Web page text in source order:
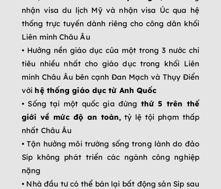
nhận visa du lịch Mỹ và nhận visa Úc qua hệ
thống trực tuyến dành riêng cho công dân khối
Liên minh Châu Âu
• Hưởng nền giáo dục của một trong 3 nước chi
tiêu nhiều nhất cho giáo dục trong khối Liên
minh Châu Âu bên cạnh Đan Mạch và Thụy Điển
với hệ thống giáo dục từ Anh Quốc
• Sống tại một quốc gia đứng thứ 5 trên thế
giới về mức độ an toàn, tỷ lệ tội phạm thấp
nhất Châu Âu
• Tận hưởng môi trường sống trong lành do đảo
Síp không phát triển các ngành công nghiệp
nặng
• Nhà đầu tư có thể bán lại bất động sản Síp sau